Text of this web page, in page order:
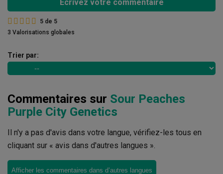
Écrivez votre commentaire
5 de 5
3 Valorisations globales
Trier par:
Commentaires sur Sour Peaches
Purple City Genetics
Il n'y a pas d'avis dans votre langue, vérifiez-les tous en
cliquant sur « avis dans d'autres langues ».
Afficher les commentaires dans d’autres langues